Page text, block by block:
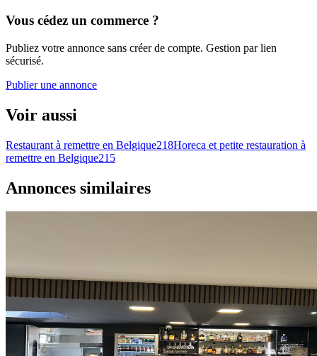
Vous cédez un commerce ?
Publiez votre annonce sans créer de compte. Gestion par lien
sécurisé.
Publier une annonce
Voir aussi
Restaurant à remettre en Belgique218Horeca et petite restauration à
remettre en Belgique215
Annonces similaires